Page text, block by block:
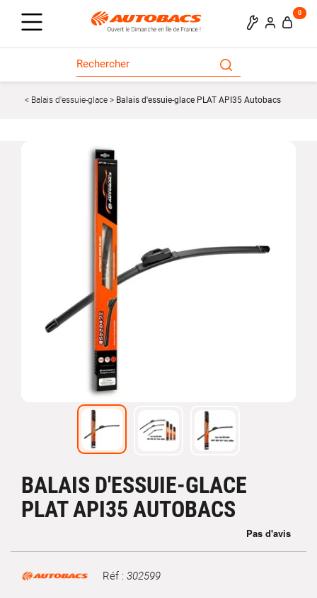
0
Balais d'essuie-glace Balais d'essuie-glace PLAT API35 Autobacs
BALAIS D'ESSUIE-GLACE
PLAT API35 AUTOBACS
Marque Réf : 302599